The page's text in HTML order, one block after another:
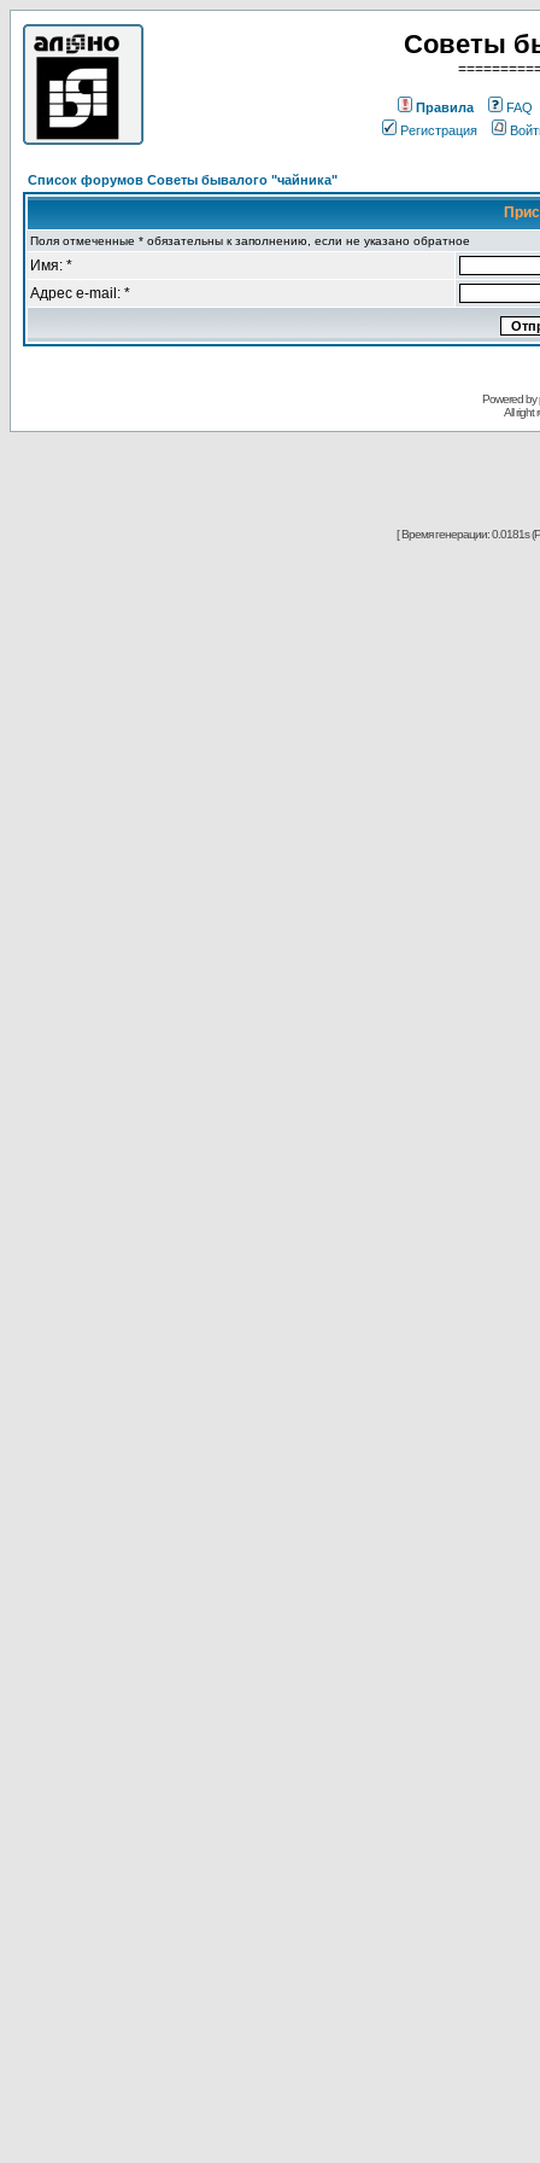
Советы
Правила
FAQ
Регистрация
Список форумов Советы бывалого "чайника"
Поля отмеченные * обязательны к заполнению, если не указано обратное
Имя: *
Адрес e-mail: *
Powered
All right
[ Время генерации: 0.0181s